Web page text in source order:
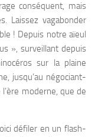
conséquent, mais
Laissez vagabonder
! Depuis notre aïeul
», surveillant depuis
sur la plaine
jusqu’au négociant-
moderne, que de
défiler en un flash-